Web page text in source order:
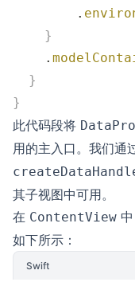
        .
    }
    .
  }
}
此代码段将
用的主入口。我们通
其子视图中可用。
在 ContentView
如下所示：
Swift